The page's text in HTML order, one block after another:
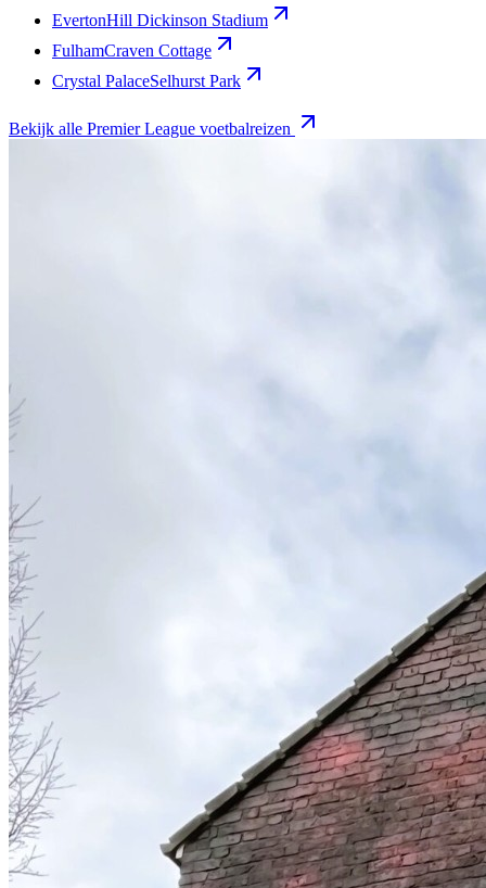
EvertonHill Dickinson Stadium
FulhamCraven Cottage
Crystal PalaceSelhurst Park
Bekijk alle Premier League voetbalreizen